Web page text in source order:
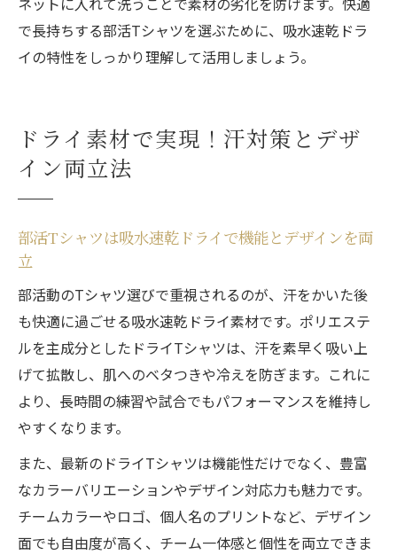
で長持ちする部活Tシャツを選ぶために、吸水速乾ドラ
イの特性をしっかり理解して活用しましょう。
ドライ素材で実現！汗対策とデザ
イン両立法
部活Tシャツは吸水速乾ドライで機能とデザインを両
立
部活動のTシャツ選びで重視されるのが、汗をかいた後
も快適に過ごせる吸水速乾ドライ素材です。ポリエステ
ルを主成分としたドライTシャツは、汗を素早く吸い上
げて拡散し、肌へのベタつきや冷えを防ぎます。これに
より、長時間の練習や試合でもパフォーマンスを維持し
やすくなります。
また、最新のドライTシャツは機能性だけでなく、豊富
なカラーバリエーションやデザイン対応力も魅力です。
チームカラーやロゴ、個人名のプリントなど、デザイン
面でも自由度が高く、チーム一体感と個性を両立できま